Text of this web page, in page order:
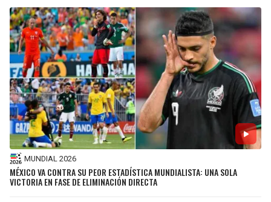
MUNDIAL 2026
MÉXICO VA CONTRA SU PEOR ESTADÍSTICA MUNDIALISTA: UNA SOLA
VICTORIA EN FASE DE ELIMINACIÓN DIRECTA